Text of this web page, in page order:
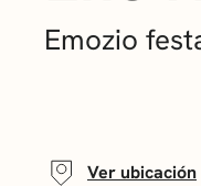
Emozio
Ver ubicación